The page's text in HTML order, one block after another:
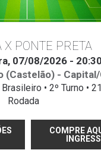
X PONTE PRETA
07/08/2026 - 20:30
(Castelão) - Capital/
• 2º Turno •
Rodada
COMPRE